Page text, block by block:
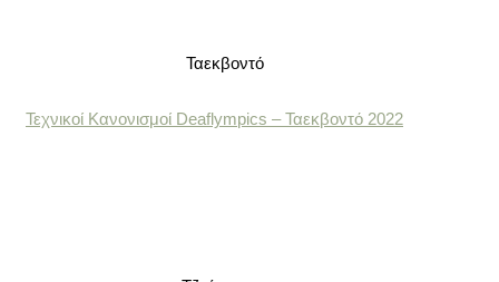
Ταεκβοντό
Τεχνικοί Κανονισμοί Deaflympics – Ταεκβοντό 2022